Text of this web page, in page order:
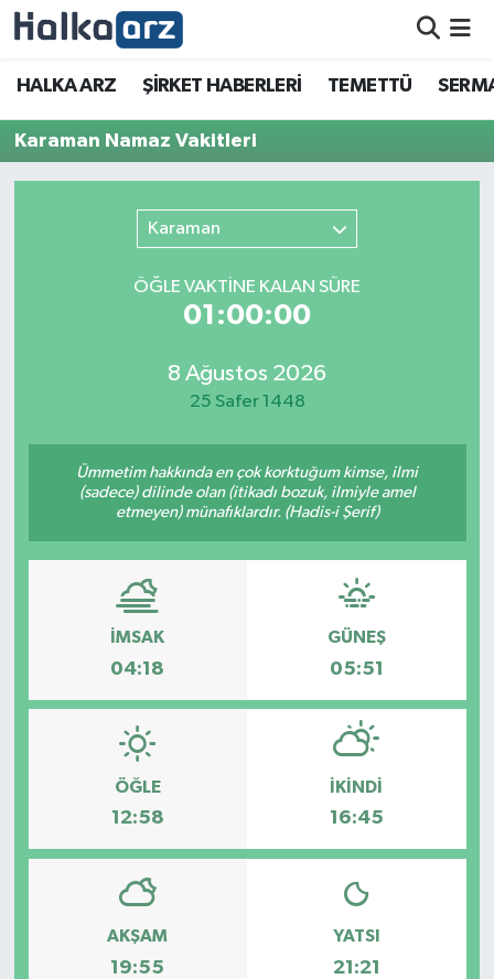
HALKA ARZ ŞİRKET HABERLERİ TEMETTÜ
Karaman Namaz Vakitleri
Karaman
ÖĞLE VAKTİNE KALAN SÜRE
01:00:00
8 Ağustos 2026
25 Safer 1448
Ümmetim hakkında en çok korktuğum kimse, ilmi
(sadece) dilinde olan (itikadı bozuk, ilmiyle amel
etmeyen) münafıklardır. (Hadis-i Şerif)
İMSAK
04:18
GÜNEŞ
05:51
ÖĞLE
12:58
İKINDI
16:45
AKŞAM
19:55
YATSI
21:21
HALKA ARZ
SERMAYE ARTIRIMI
TEMETTÜ